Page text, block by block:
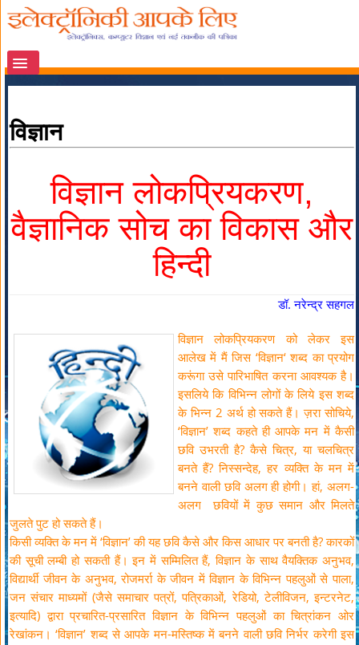
विज्ञान
विज्ञान लोकप्रियकरण,
वैज्ञानिक सोच का विकास और
हिन्दी
डॉ. नरेन्द्र सहगल
विज्ञान लोकप्रियकरण को लेकर इस
आलेख में मैं जिस ‘विज्ञान‘ शब्द का प्रयोग
करूंगा उसे पारिभाषित करना आवश्यक है।
इसलिये कि विभिन्न लोगों के लिये इस शब्द
के भिन्न 2 अर्थ हो सकते हैं। ज़रा सोचिये,
‘विज्ञान’ शब्द कहते ही आपके मन में कैसी
छवि उभरती है? कैसे चित्र, या चलचित्र
बनते हैं? निस्सन्देह, हर व्यक्ति के मन में
बनने वाली छवि अलग ही होगी। हां, अलग-
अलग छवियों में कुछ समान और मिलते
जुलते पुट हो सकते हैं।
किसी व्यक्ति के मन में ‘विज्ञान’ की यह छवि कैसे और किस आधार पर बनती है? कारकों
की सूची लम्बी हो सकती हैं। इन में सम्मिलित हैं, विज्ञान के साथ वैयक्तिक अनुभव,
विद्यार्थी जीवन के अनुभव, रोजमर्रा के जीवन में विज्ञान के विभिन्न पहलुओं से पाला,
जन संचार माध्यमों (जैसे समाचार पत्रों, पत्रिकाओं, रेडियो, टेलीविजन, इन्टरनेट,
इत्यादि) द्वारा प्रचारित-प्रसारित विज्ञान के विभिन्न पहलुओं का चित्रांकन ओर
रेखांकन। ‘विज्ञान’ शब्द से आपके मन-मस्तिष्क में बनने वाली छवि निर्भर करेगी इस